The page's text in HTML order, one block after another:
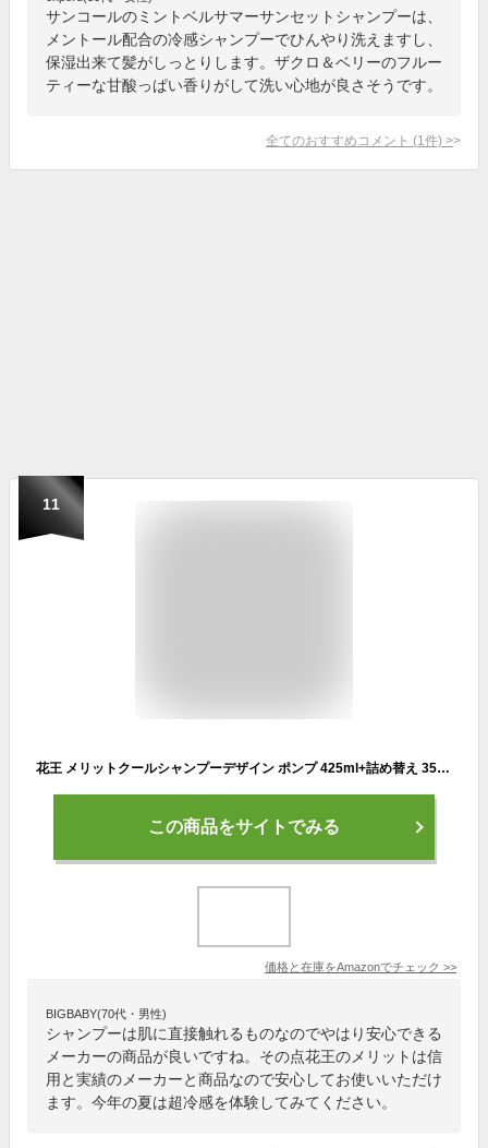
サンコールのミントベルサマーサンセットシャンプーは、
メントール配合の冷感シャンプーでひんやり洗えますし、
保湿出来て髪がしっとりします。ザクロ＆ベリーのフルー
ティーな甘酸っぱい香りがして洗い心地が良さそうです。
全てのおすすめコメント (1 件) >
11
花王 メリットクールシャンプーデザイン ポンプ 425ml+詰め替え 350ml
この商品をサイトでみる
価格と在庫をAmazonでチェック >>
BIGBABY(70代・男性)
シャンプーは肌に直接触れるものなのでやはり安心できる
メーカーの商品が良いですね。その点花王のメリットは信
用と実績のメーカーと商品なので安心してお使いいただけ
ます。今年の夏は超冷感を体験してみてください。